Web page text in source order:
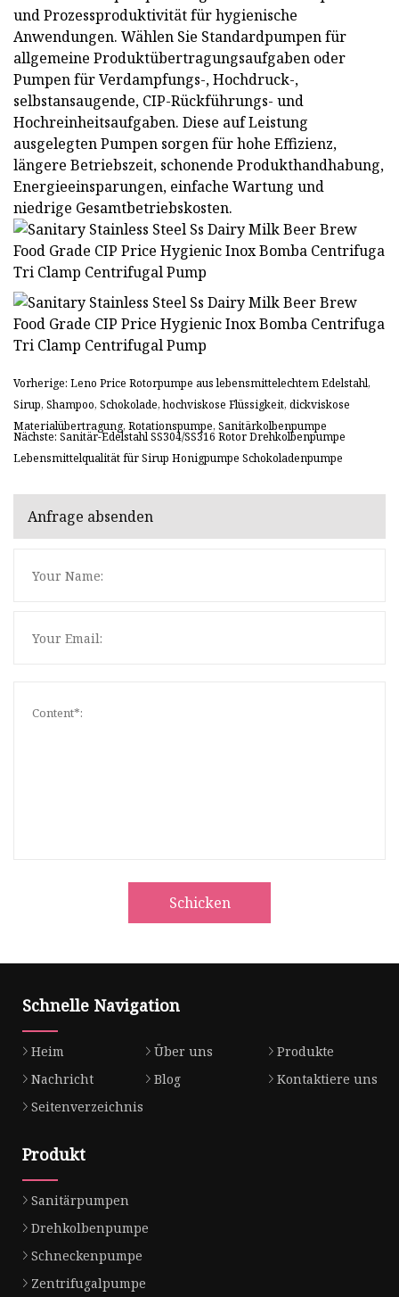
und Prozessproduktivität für hygienische
Anwendungen. Wählen Sie Standardpumpen für
allgemeine Produktübertragungsaufgaben oder
Pumpen für Verdampfungs-, Hochdruck-,
selbstansaugende, CIP-Rückführungs- und
Hochreinheitsaufgaben. Diese auf Leistung
ausgelegten Pumpen sorgen für hohe Effizienz,
längere Betriebszeit, schonende Produkthandhabung,
Energieeinsparungen, einfache Wartung und
niedrige Gesamtbetriebskosten.
Vorherige: Leno Price Rotorpumpe aus lebensmittelechtem Edelstahl,
Sirup, Shampoo, Schokolade, hochviskose Flüssigkeit, dickviskose
Materialübertragung, Rotationspumpe, Sanitärkolbenpumpe
Nächste: Sanitär-Edelstahl SS304/SS316 Rotor Drehkolbenpumpe
Lebensmittelqualität für Sirup Honigpumpe Schokoladenpumpe
Anfrage absenden
Schicken
Schnelle Navigation
Heim Über uns
Produkte
Nachricht
Blog
Kontaktiere uns
Seitenverzeichnis
Produkt
Sanitärpumpen
Drehkolbenpumpe
Schneckenpumpe
Zentrifugalpumpe